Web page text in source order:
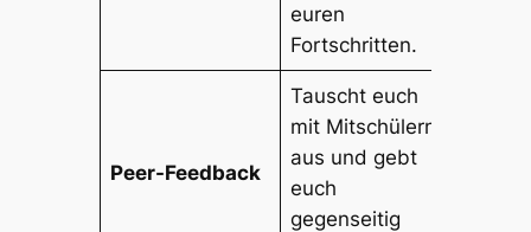
euren
Fortschritten.
Peer-Feedback
Tauscht euch
mit Mitschülern
aus und gebt
euch
gegenseitig